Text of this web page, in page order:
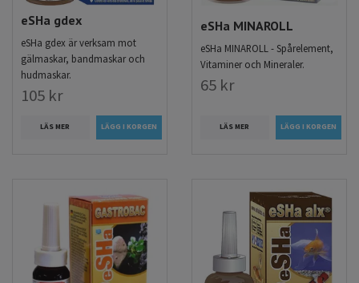
eSHa gdex
eSHa gdex är verksam mot
gälmaskar, bandmaskar och
hudmaskar.
105 kr
LÄS MER
eSHa MINAROLL
eSHa MINAROLL - Spårelement,
Vitaminer och Mineraler.
65 kr
LÄS MER